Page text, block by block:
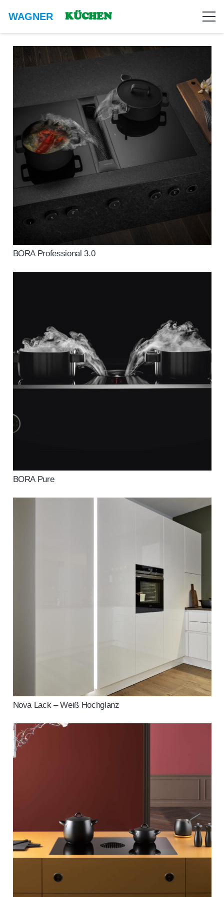
WAGNER KÜCHEN
BORA Professional 3.0
BORA Pure
Nova Lack – Weiß Hochglanz